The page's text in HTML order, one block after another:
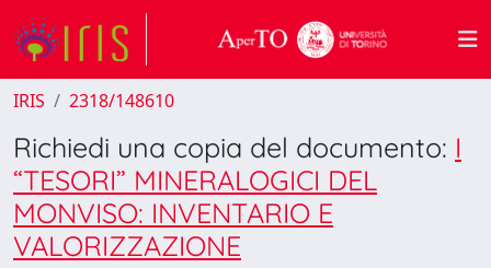
IRIS 2318/148610
Richiedi una copia del documento: I
“TESORI” MINERALOGICI DEL
MONVISO: INVENTARIO E
VALORIZZAZIONE